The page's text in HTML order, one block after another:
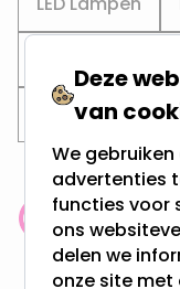
3-staps
meer dan
Deze
van
We
advertenties
functies voor
ons
delen we
onze site